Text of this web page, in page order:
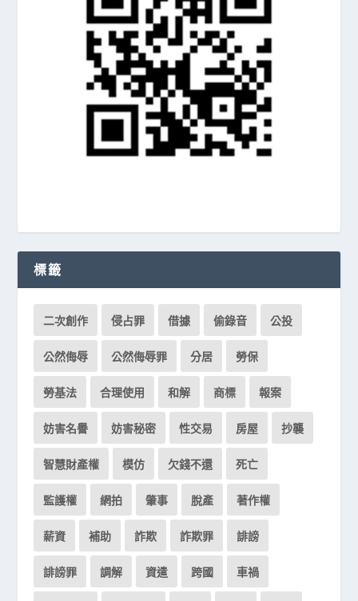
標籤
二次創作 侵占罪 借據 偷錄音 公投
公然侮辱 公然侮辱罪 分居 勞保
勞基法 合理使用 和解 商標 報案
妨害名譽 妨害秘密 性交易 房屋 抄襲
智慧財產權 模仿 欠錢不還 死亡
監護權 網拍 肇事 脫產 著作權
薪資 補助 詐欺 詐欺罪 誹謗
誹謗罪 調解 資遣 跨國 車禍